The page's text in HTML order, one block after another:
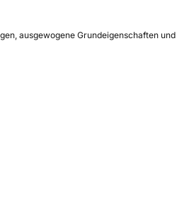
ausgewogene Grundeigenschaften